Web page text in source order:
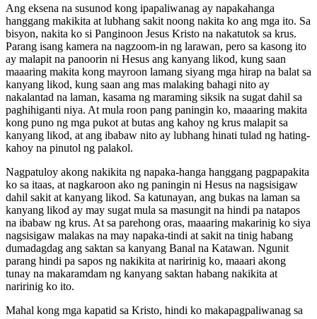
Ang eksena na susunod kong ipapaliwanag ay napakahanga
hanggang makikita at lubhang sakit noong nakita ko ang mga ito. Sa
bisyon, nakita ko si Panginoon Jesus Kristo na nakatutok sa krus.
Parang isang kamera na nagzoom-in ng larawan, pero sa kasong ito
ay malapit na panoorin ni Hesus ang kanyang likod, kung saan
maaaring makita kong mayroon lamang siyang mga hirap na balat sa
kanyang likod, kung saan ang mas malaking bahagi nito ay
nakalantad na laman, kasama ng maraming siksik na sugat dahil sa
paghihiganti niya. At mula roon pang paningin ko, maaaring makita
kong puno ng mga pukot at butas ang kahoy ng krus malapit sa
kanyang likod, at ang ibabaw nito ay lubhang hinati tulad ng hating-
kahoy na pinutol ng palakol.
Nagpatuloy akong nakikita ng napaka-hanga hanggang pagpapakita
ko sa itaas, at nagkaroon ako ng paningin ni Hesus na nagsisigaw
dahil sakit at kanyang likod. Sa katunayan, ang bukas na laman sa
kanyang likod ay may sugat mula sa masungit na hindi pa natapos
na ibabaw ng krus. At sa parehong oras, maaaring makarinig ko siya
nagsisigaw malakas na may napaka-tindi at sakit na tinig habang
dumadagdag ang saktan sa kanyang Banal na Katawan. Ngunit
parang hindi pa sapos ng nakikita at naririnig ko, maaari akong
tunay na makaramdam ng kanyang saktan habang nakikita at
naririnig ko ito.
Mahal kong mga kapatid sa Kristo, hindi ko makapagpaliwanag sa